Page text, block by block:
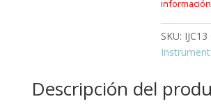
información
SKU: IJC13
Descripción del